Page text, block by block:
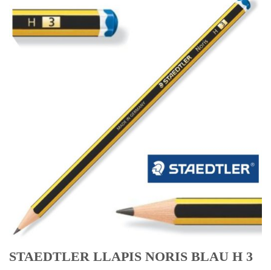
STAEDTLER LLAPIS NORIS BLAU H 3